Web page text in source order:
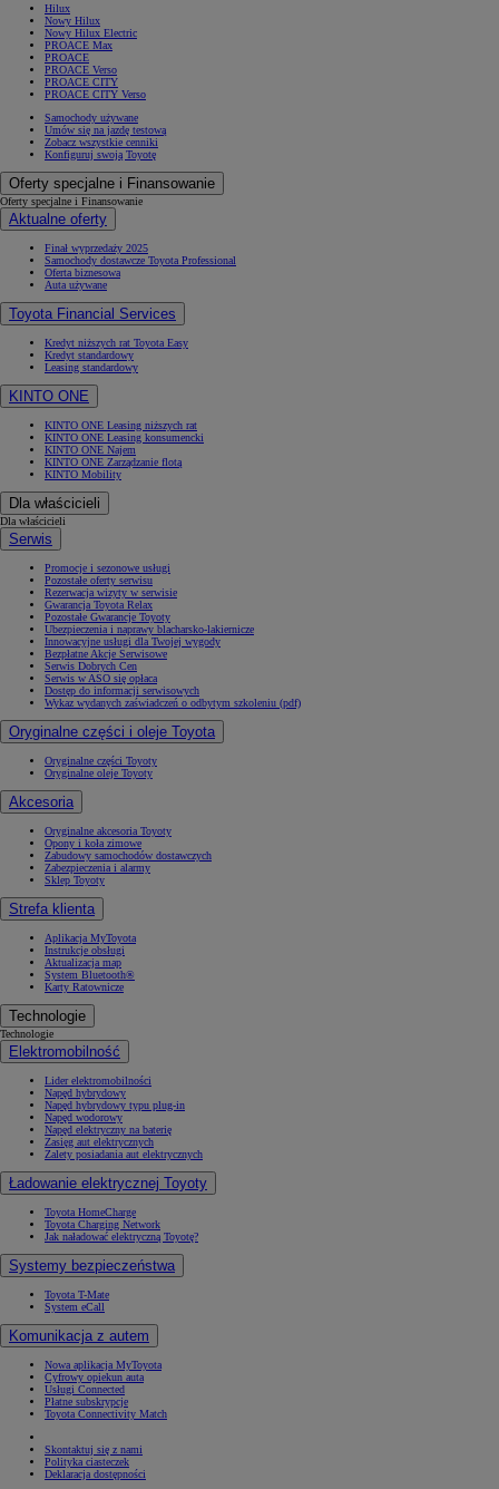
Hilux
Nowy Hilux
Nowy Hilux Electric
PROACE Max
PROACE
PROACE Verso
PROACE CITY
PROACE CITY Verso
Samochody używane
Umów się na jazdę testową
Zobacz wszystkie cenniki
Konfiguruj swoją Toyotę
Oferty specjalne i Finansowanie
Oferty specjalne i Finansowanie
Aktualne oferty
Finał wyprzedaży 2025
Samochody dostawcze Toyota Professional
Oferta biznesowa
Auta używane
Toyota Financial Services
Kredyt niższych rat Toyota Easy
Kredyt standardowy
Leasing standardowy
KINTO ONE
KINTO ONE Leasing niższych rat
KINTO ONE Leasing konsumencki
KINTO ONE Najem
KINTO ONE Zarządzanie flotą
KINTO Mobility
Dla właścicieli
Dla właścicieli
Serwis
Promocje i sezonowe usługi
Pozostałe oferty serwisu
Rezerwacja wizyty w serwisie
Gwarancja Toyota Relax
Pozostałe Gwarancje Toyoty
Ubezpieczenia i naprawy blacharsko-lakiernicze
Innowacyjne usługi dla Twojej wygody
Bezpłatne Akcje Serwisowe
Serwis Dobrych Cen
Serwis w ASO się opłaca
Dostęp do informacji serwisowych
Wykaz wydanych zaświadczeń o odbytym szkoleniu (pdf)
Oryginalne części i oleje Toyota
Oryginalne części Toyoty
Oryginalne oleje Toyoty
Akcesoria
Oryginalne akcesoria Toyoty
Opony i koła zimowe
Zabudowy samochodów dostawczych
Zabezpieczenia i alarmy
Sklep Toyoty
Strefa klienta
Aplikacja MyToyota
Instrukcje obsługi
Aktualizacja map
System Bluetooth®
Karty Ratownicze
Technologie
Technologie
Elektromobilność
Lider elektromobilności
Napęd hybrydowy
Napęd hybrydowy typu plug-in
Napęd wodorowy
Napęd elektryczny na baterię
Zasięg aut elektrycznych
Zalety posiadania aut elektrycznych
Ładowanie elektrycznej Toyoty
Toyota HomeCharge
Toyota Charging Network
Jak naładować elektryczną Toyotę?
Systemy bezpieczeństwa
Toyota T-Mate
System eCall
Komunikacja z autem
Nowa aplikacja MyToyota
Cyfrowy opiekun auta
Usługi Connected
Płatne subskrypcje
Toyota Connectivity Match
Skontaktuj się z nami
Polityka ciasteczek
Deklaracja dostępności